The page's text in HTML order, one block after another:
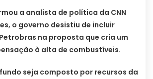
a analista de política da CNN
o governo desistiu de incluir
na proposta que cria um
à alta de combustíveis.
seja composto por recursos da